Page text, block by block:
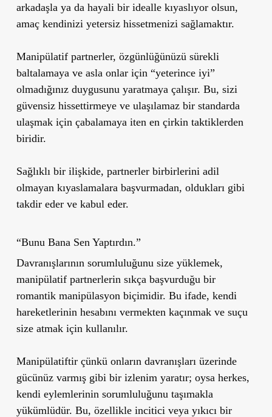
arkadaşla ya da hayali bir idealle kıyaslıyor olsun,
amaç kendinizi yetersiz hissetmenizi sağlamaktır.
Manipülatif partnerler, özgünlüğünüzü sürekli
baltalamaya ve asla onlar için “yeterince iyi”
olmadığınız duygusunu yaratmaya çalışır. Bu, sizi
güvensiz hissettirmeye ve ulaşılamaz bir standarda
ulaşmak için çabalamaya iten en çirkin taktiklerden
biridir.
Sağlıklı bir ilişkide, partnerler birbirlerini adil
olmayan kıyaslamalara başvurmadan, oldukları gibi
takdir eder ve kabul eder.
“Bunu Bana Sen Yaptırdın.”
Davranışlarının sorumluluğunu size yüklemek,
manipülatif partnerlerin sıkça başvurduğu bir
romantik manipülasyon biçimidir. Bu ifade, kendi
hareketlerinin hesabını vermekten kaçınmak ve suçu
size atmak için kullanılır.
Manipülatiftir çünkü onların davranışları üzerinde
gücünüz varmış gibi bir izlenim yaratır; oysa herkes,
kendi eylemlerinin sorumluluğunu taşımakla
yükümlüdür. Bu, özellikle incitici veya yıkıcı bir